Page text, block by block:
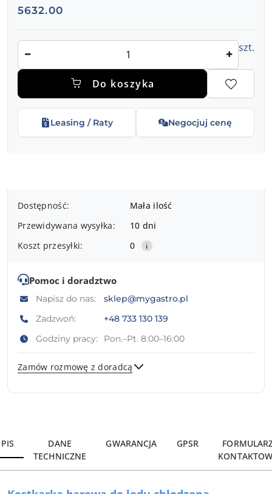
Cena:
5632.00
Ilość szt.
Do koszyka
Leasing / Raty Negocjuj cenę
Dostępność
dostawa
Dostępność:
Mała ilość
Przewidywana wysyłka:
10 dni
Koszt przesyłki:
0
Pomoc i doradztwo
Napisz do nas:
sklep@mygastro.pl
Zadzwoń:
+48 733 130 139
Godziny pracy:
Pon.–Pt. 8:00–16:00
Zamów rozmowę z doradcą
DANE
TECHNICZNE
GWARANCJA GPSR